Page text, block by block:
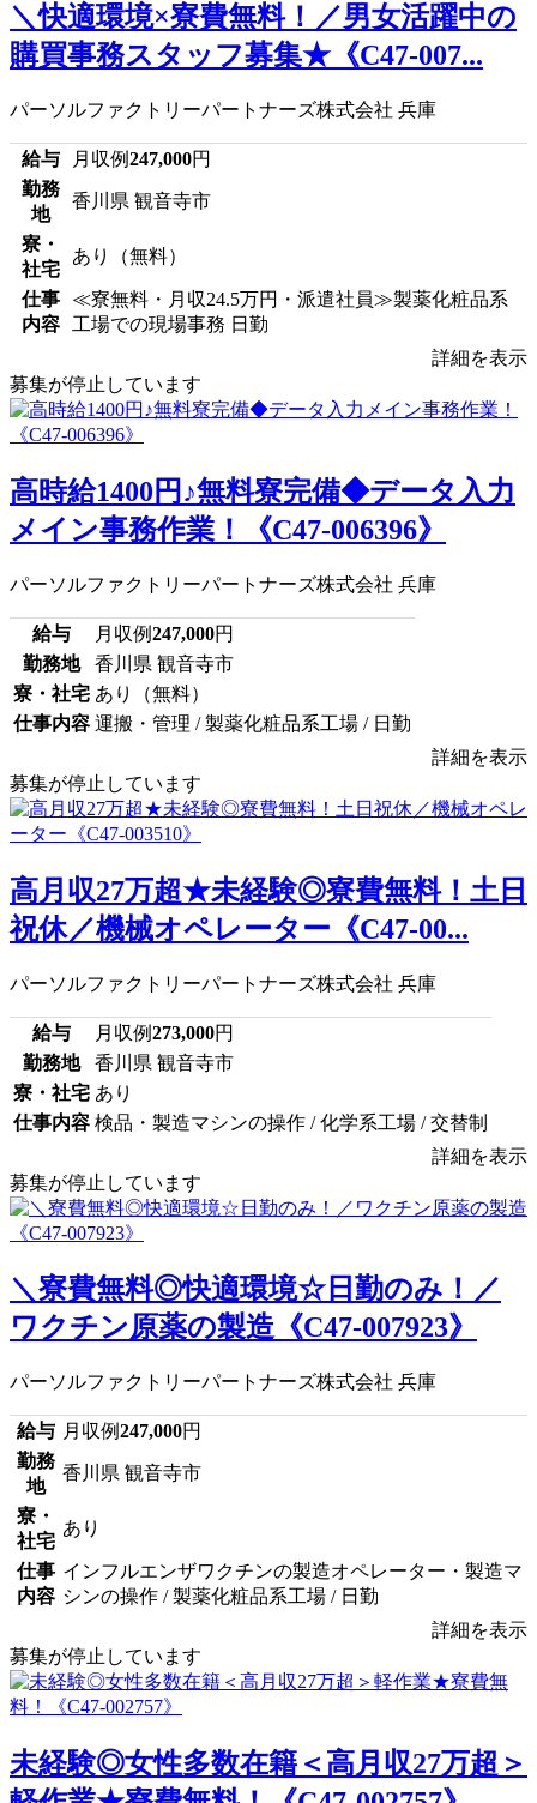
＼快適環境×寮費無料！／男女活躍中の
購買事務スタッフ募集★《C47-007...
パーソルファクトリーパートナーズ株式会社 兵庫
給与 月収例247,000円
勤務
地
香川県 観音寺市
寮・
社宅
あり（無料）
仕事
内容
≪寮無料・月収24.5万円・派遣社員≫製薬化粧品系
工場での現場事務 日勤
詳細を表示
募集が停止しています
高時給1400円♪無料寮完備◆データ入力
メイン事務作業！《C47-006396》
パーソルファクトリーパートナーズ株式会社 兵庫
給与 月収例247,000円
勤務地
香川県 観音寺市
寮・社宅 あり（無料）
仕事内容 運搬・管理 / 製薬化粧品系工場 / 日勤
詳細を表示
募集が停止しています
高月収27万超★未経験◎寮費無料！土日
祝休／機械オペレーター《C47-00...
パーソルファクトリーパートナーズ株式会社 兵庫
給与 月収例273,000円
勤務地
香川県 観音寺市
寮・社宅 あり
仕事内容 検品・製造マシンの操作 / 化学系工場 / 交替制
詳細を表示
募集が停止しています
＼寮費無料◎快適環境☆日勤のみ！／
ワクチン原薬の製造《C47-007923》
パーソルファクトリーパートナーズ株式会社 兵庫
給与 月収例247,000円
勤務
地
香川県 観音寺市
寮・
社宅
あり
仕事
内容
インフルエンザワクチンの製造オペレーター・製造マ
シンの操作 / 製薬化粧品系工場 / 日勤
詳細を表示
募集が停止しています
未経験◎女性多数在籍＜高月収27万超＞